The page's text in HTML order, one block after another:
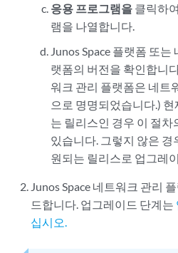
응용 프로그램을클릭하
램을 나열합니다.
Junos Space 플랫폼 또
랫폼의 버전을 확인합니
워크 관리 플랫폼은 네트
으로 명명되었습니다.)
는 릴리스인 경우 이 절
있습니다. 그렇지 않은 경
원되는 릴리스로 업그레
Junos Space 네트워크 관리
드합니다. 업그레이드 단계는
십시오.